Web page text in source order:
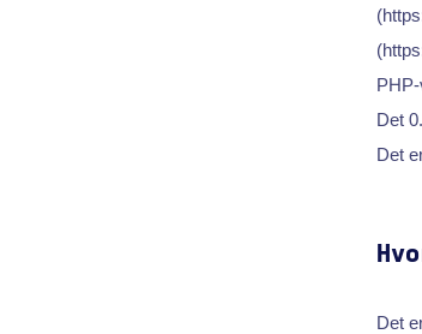
Det
Det
Det